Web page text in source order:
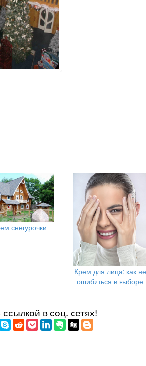
снегурочки
Крем для лица: как не
ошибиться в выборе
в соц. сетях!